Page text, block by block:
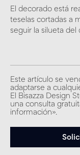
El decorado está
teselas cortadas a
seguir la silueta del
Este artículo se
adaptarse a
El Bisazza Design
una consulta
información».